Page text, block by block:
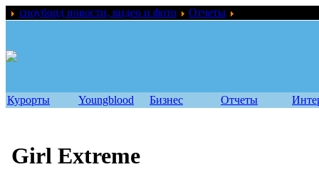
сноуборд новости, видео и фото Отчеты
Курорты Youngblood Бизнес Отчеты
Girl Extreme